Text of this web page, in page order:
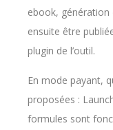
ebook, génération
ensuite être
plugin de l’outil.
En mode payant,
proposées :
formules sont